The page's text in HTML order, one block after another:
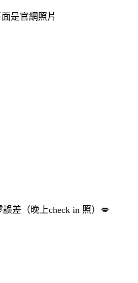
面是官網照片
差（晚上check in 照） 💋